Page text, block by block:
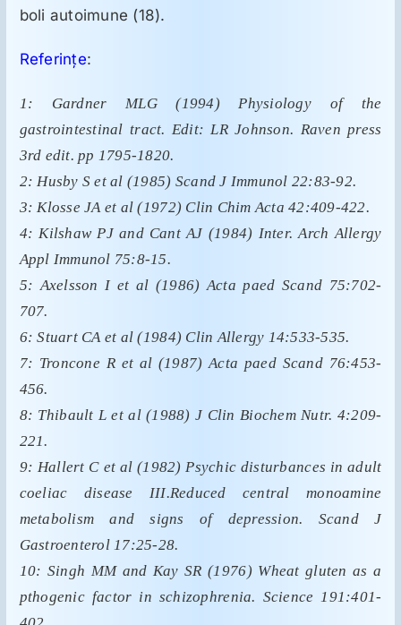
boli autoimune (18).
Referinţe:
1: Gardner MLG (1994) Physiology of the
gastrointestinal tract. Edit: LR Johnson. Raven press
3rd edit. pp 1795-1820.
2: Husby S et al (1985) Scand J Immunol 22:83-92.
3: Klosse JA et al (1972) Clin Chim Acta 42:409-422.
4: Kilshaw PJ and Cant AJ (1984) Inter. Arch Allergy
Appl Immunol 75:8-15.
5: Axelsson I et al (1986) Acta paed Scand 75:702-
707.
6: Stuart CA et al (1984) Clin Allergy 14:533-535.
7: Troncone R et al (1987) Acta paed Scand 76:453-
456.
8: Thibault L et al (1988) J Clin Biochem Nutr. 4:209-
221.
9: Hallert C et al (1982) Psychic disturbances in adult
coeliac disease III.Reduced central monoamine
metabolism and signs of depression. Scand J
Gastroenterol 17:25-28.
10: Singh MM and Kay SR (1976) Wheat gluten as a
pthogenic factor in schizophrenia. Science 191:401-